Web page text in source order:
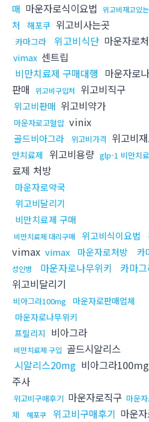
매 마운자로식이요법 위고비재고있
처
해포쿠 위고비사는곳
카마그라 위고비식단 마운자로
vimax 센트립
비만치료제 구매대행 마운자로
판매
위고비구입처 위고비직구
위고비판매 위고비약가
마운자로고혈압 vinix
골드비아그라 위고비가격 위고비
만치료제 위고비용량 glp-1 비만치
료제 처방
마운자로약국
위고비달리기
비만치료제 구매
비만치료제 대리구매 위고비식이요법
vimax vimax 마운자로처방 카
성인병
마운자로나무위키 카마
위고비달리기
비아그라100mg
마운자로판매업체
마운자로나무위키
프릴리지 비아그라
비만치료제 구입 골드시알리스
시알리스20mg 비아그라100mg
주사
위고비구매후기 마운자로직구 마운
체
해포쿠 위고비구매후기 마운